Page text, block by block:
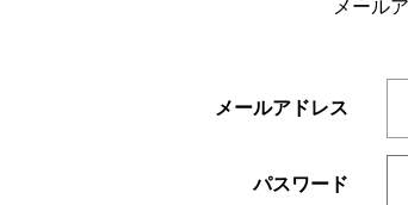
メール
メールアドレス
パスワード